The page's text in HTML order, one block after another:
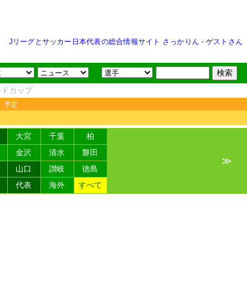
Jリーグとサッカー日本代表の総合情報サイト さっかりん - ゲストさん
カップ
予定
大宮 千葉
柏
金沢 清水
磐田
山口 讃岐
徳島
代表 海外 すべて
≫